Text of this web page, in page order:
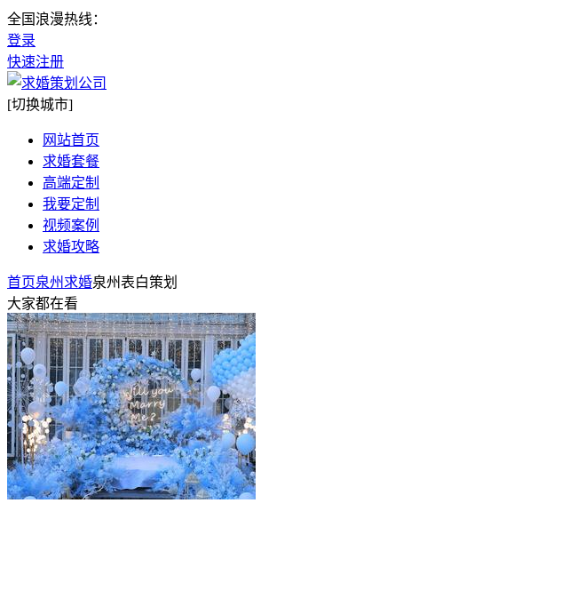
全国浪漫热线：
登录
快速注册
[切换城市]
网站首页
求婚套餐
高端定制
我要定制
视频案例
求婚攻略
首页泉州求婚泉州表白策划
大家都在看